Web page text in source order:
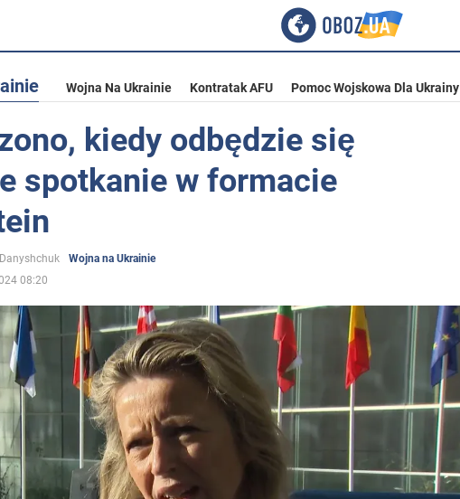
Wojna Na Ukrainie Kontratak AFU Pomoc Wojskowa Dla Ukrainy
kiedy odbędzie się
spotkanie w formacie
Wojna na Ukrainie
08:20